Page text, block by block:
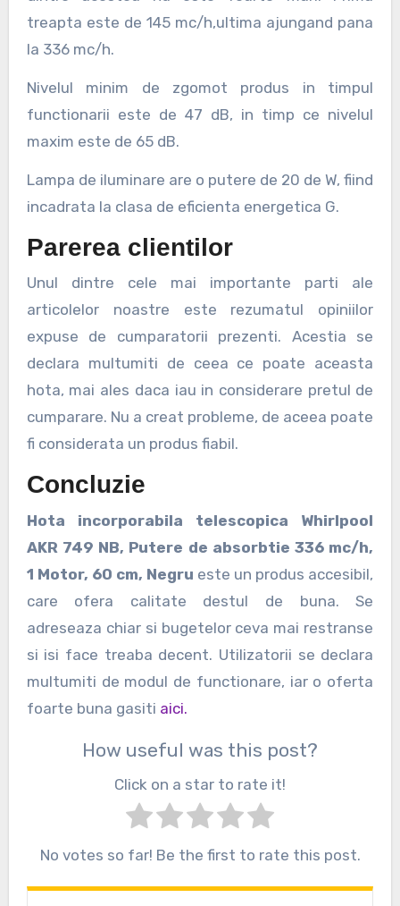
treapta este de 145 mc/h,ultima ajungand pana
la 336 mc/h.
Nivelul minim de zgomot produs in timpul
functionarii este de 47 dB, in timp ce nivelul
maxim este de 65 dB.
Lampa de iluminare are o putere de 20 de W, fiind
incadrata la clasa de eficienta energetica G.
Parerea clientilor
Unul dintre cele mai importante parti ale
articolelor noastre este rezumatul opiniilor
expuse de cumparatorii prezenti. Acestia se
declara multumiti de ceea ce poate aceasta
hota, mai ales daca iau in considerare pretul de
cumparare. Nu a creat probleme, de aceea poate
fi considerata un produs fiabil.
Concluzie
Hota incorporabila telescopica Whirlpool
AKR 749 NB, Putere de absorbtie 336 mc/h,
1 Motor, 60 cm, Negru este un produs accesibil,
care ofera calitate destul de buna. Se
adreseaza chiar si bugetelor ceva mai restranse
si isi face treaba decent. Utilizatorii se declara
multumiti de modul de functionare, iar o oferta
foarte buna gasiti aici.
How useful was this post?
Click on a star to rate it!
No votes so far! Be the first to rate this post.